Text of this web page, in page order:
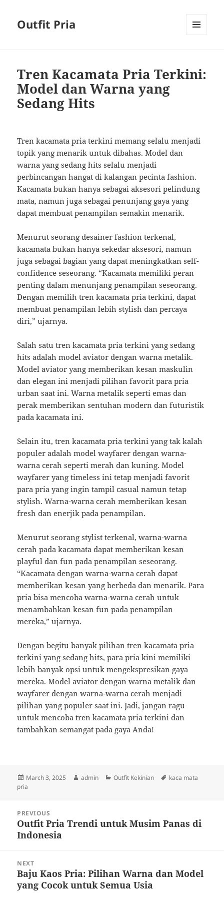
Outfit Pria
Tren Kacamata Pria Terkini:
Model dan Warna yang
Sedang Hits
Tren kacamata pria terkini memang selalu menjadi
topik yang menarik untuk dibahas. Model dan
warna yang sedang hits selalu menjadi
perbincangan hangat di kalangan pecinta fashion.
Kacamata bukan hanya sebagai aksesori pelindung
mata, namun juga sebagai penunjang gaya yang
dapat membuat penampilan semakin menarik.
Menurut seorang desainer fashion terkenal,
kacamata bukan hanya sekedar aksesori, namun
juga sebagai bagian yang dapat meningkatkan self-
confidence seseorang. “Kacamata memiliki peran
penting dalam menunjang penampilan seseorang.
Dengan memilih tren kacamata pria terkini, dapat
membuat penampilan lebih stylish dan percaya
diri,” ujarnya.
Salah satu tren kacamata pria terkini yang sedang
hits adalah model aviator dengan warna metalik.
Model aviator yang memberikan kesan maskulin
dan elegan ini menjadi pilihan favorit para pria
urban saat ini. Warna metalik seperti emas dan
perak memberikan sentuhan modern dan futuristik
pada kacamata ini.
Selain itu, tren kacamata pria terkini yang tak kalah
populer adalah model wayfarer dengan warna-
warna cerah seperti merah dan kuning. Model
wayfarer yang timeless ini tetap menjadi favorit
para pria yang ingin tampil casual namun tetap
stylish. Warna-warna cerah memberikan kesan
fresh dan enerjik pada penampilan.
Menurut seorang stylist terkenal, warna-warna
cerah pada kacamata dapat memberikan kesan
playful dan fun pada penampilan seseorang.
“Kacamata dengan warna-warna cerah dapat
memberikan kesan yang berbeda dan menarik. Para
pria bisa mencoba warna-warna cerah untuk
menambahkan kesan fun pada penampilan
mereka,” ujarnya.
Dengan begitu banyak pilihan tren kacamata pria
terkini yang sedang hits, para pria kini memiliki
lebih banyak opsi untuk mengekspresikan gaya
mereka. Model aviator dengan warna metalik dan
wayfarer dengan warna-warna cerah menjadi
pilihan yang populer saat ini. Jadi, jangan ragu
untuk mencoba tren kacamata pria terkini dan
tambahkan semangat pada gaya Anda!
Posted
on
March 3, 2025 Author
admin Categories
Outfit Kekinian Tags
kaca mata
pria
navigation
PREVIOUS
Previous
post:
Outfit Pria Trendi untuk Musim Panas di
Indonesia
NEXT
Next
post:
Baju Kaos Pria: Pilihan Warna dan Model
yang Cocok untuk Semua Usia